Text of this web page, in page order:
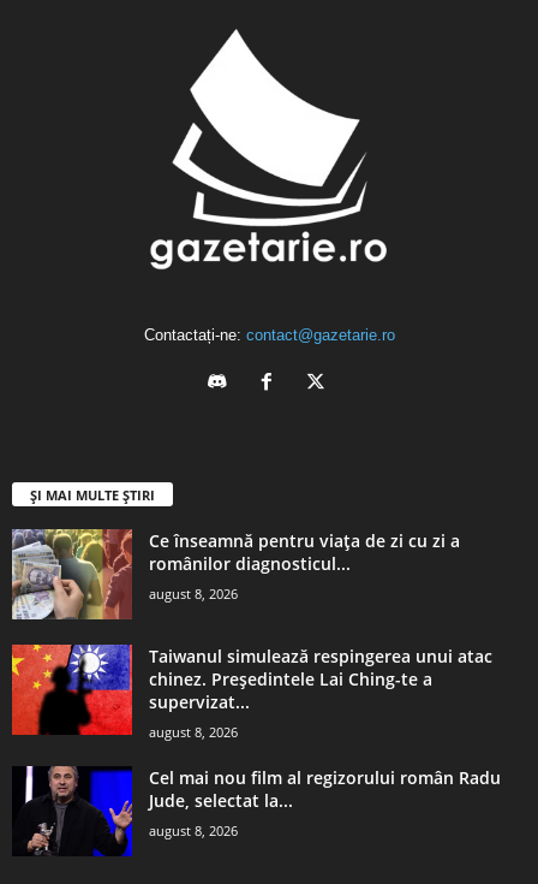
Contactați-ne: contact@gazetarie.ro
ȘI MAI MULTE ȘTIRI
Ce înseamnă pentru viața de zi cu zi a
românilor diagnosticul...
august 8, 2026
Taiwanul simulează respingerea unui atac
chinez. Președintele Lai Ching-te a
supervizat...
august 8, 2026
Cel mai nou film al regizorului român Radu
Jude, selectat la...
august 8, 2026